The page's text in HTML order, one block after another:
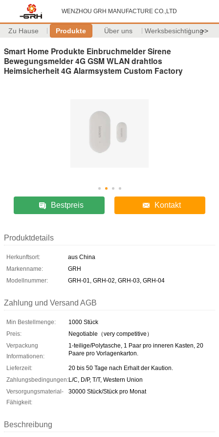
WENZHOU GRH MANUFACTURE CO.,LTD
Zu Hause Produkte Über uns Werksbesichtigung>>
Smart Home Produkte Einbruchmelder Sirene
Bewegungsmelder 4G GSM WLAN drahtlos
Heimsicherheit 4G Alarmsystem Custom Factory
Bestpreis Kontakt
Produktdetails
Herkunftsort:
aus China
Markenname:
GRH
Modellnummer:
GRH-01, GRH-02, GRH-03, GRH-04
Zahlung und Versand AGB
Min Bestellmenge:
1000 Stück
Preis:
Negotiable（very competitive）
Verpackung
Informationen:
1-teilige/Polytasche, 1 Paar pro inneren Kasten, 20
Paare pro Vorlagenkarton.
Lieferzeit:
20 bis 50 Tage nach Erhalt der Kaution.
Zahlungsbedingungen:L/C, D/P, T/T, Western Union
Versorgungsmaterial-
Fähigkeit:
30000 Stück/Stück pro Monat
Beschreibung